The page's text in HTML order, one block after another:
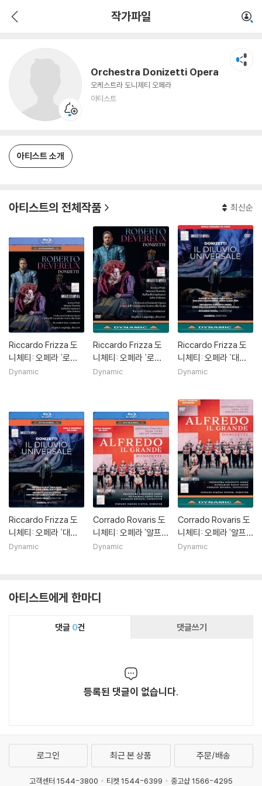
작가파일
Orchestra Donizetti Opera
오케스트라 도니제티 오페라
아티스트
아티스트 소개
아티스트의 전체작품 최신순
Riccardo Frizza 도
니체티: 오페라 `로베
르토 데브뢰` (Donize
Dynamic
Riccardo Frizza 도
니체티: 오페라 `로베
르토 데브뢰` (Donize
Dynamic
Riccardo Frizza 도
니체티: 오페라 `대홍
수` (Donizetti: Il Dilu
Dynamic
Riccardo Frizza 도
니체티: 오페라 `대홍
수` (Donizetti: Il Dilu
Dynamic
Corrado Rovaris 도
니체티: 오페라 '알프
레도 대왕' (Gaetano
Dynamic
Corrado Rovaris 도
니체티: 오페라 '알프
레도 대왕' (Gaetano
Dynamic
아티스트에게 한마디
댓글 0건 댓글쓰기
등록된 댓글이 없습니다.
로그인 최근 본 상품 주문/배송
고객센터 1544-3800 티켓 1544-6399 중고샵 1566-4295